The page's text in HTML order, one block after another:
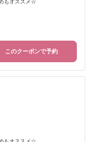
もオススメ☆
このクーポンで予約